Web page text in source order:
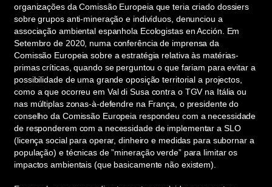
organizações da Comissão Europeia que teria criado dossiers
sobre grupos anti-mineração e indivíduos, denunciou a
associação ambiental espanhola Ecologistas en Acción. Em
Setembro de 2020, numa conferência de imprensa da
Comissão Europeia sobre a estratégia relativa às matérias-
primas críticas, quando se perguntou o que fariam para evitar a
possibilidade de uma grande oposição territorial a projectos,
como a que ocorreu em Val di Susa contra o TGV na Itália ou
nas múltiplas zonas-à-defendre na França, o presidente do
conselho da Comissão Europeia respondeu com a necessidade
de responderem com a necessidade de implementar a SLO
(licença social para operar, dinheiro e medidas para subornar a
população) e técnicas de ”mineração verde” para limitar os
impactos ambientais (que basicamente não existem).